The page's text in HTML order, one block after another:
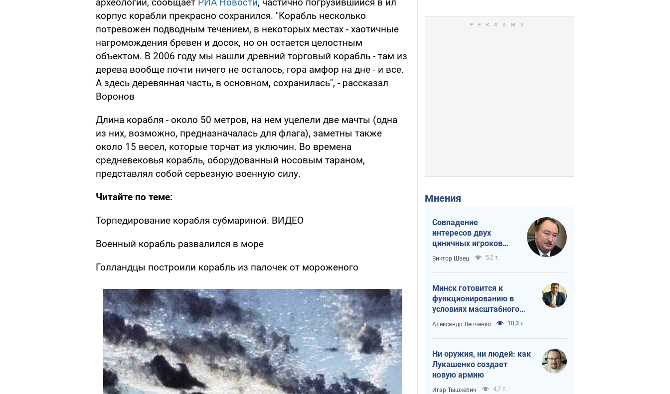
археологии, сообщает РИА Новости, частично погрузившийся в ил
корпус корабли прекрасно сохранился. "Корабль несколько
потревожен подводным течением, в некоторых местах - хаотичные
нагромождения бревен и досок, но он остается целостным
объектом. В 2006 году мы нашли древний торговый корабль - там из
дерева вообще почти ничего не осталось, гора амфор на дне - и все.
А здесь деревянная часть, в основном, сохранилась", - рассказал
Воронов
Длина корабля - около 50 метров, на нем уцелели две мачты (одна
из них, возможно, предназначалась для флага), заметны также
около 15 весел, которые торчат из уключин. Во времена
средневековья корабль, оборудованный носовым тараном,
представлял собой серьезную военную силу.
Читайте по теме:
Торпедирование корабля субмариной. ВИДЕО
Военный корабль развалился в море
Голландцы построили корабль из палочек от мороженого
Мнения
Совпадение
интересов двух
циничных игроков
или тайный план
Трампа и Путина?
Виктор Швец 5,2 т.
Минск готовится к
функционированию в
условиях масштабного
военного кризиса
Александр Левченко 10,3 т.
Ни оружия, ни людей: как
Лукашенко создает
новую армию
Игар Тышкевич 4,7 т.